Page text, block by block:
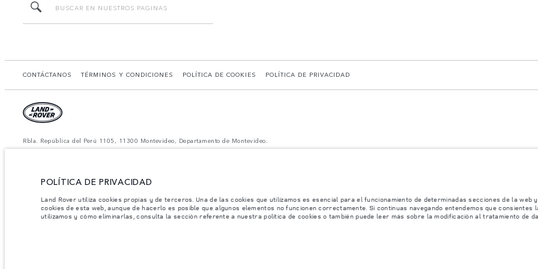
CONTÁCTANOS TÉRMINOS Y CONDICIONES POLÍTICA DE COOKIES POLÍTICA DE PRIVACIDAD
Rbla. República del Perú 1105, 11300 Montevideo, Departamento de Montevideo.
Nota importante sobre imágenes y especificaciones.
dinámica y como resultado de ella, el uso de fotografías en este sitio web puede no reflejar completamente las especificaciones disponibles de equipamientos, opcionales,
Jaguar Land Rover Limited busca constantemente nuevas formas de mejorar las especificaciones, el diseño y la producción de sus vehículos, piezas y accesorios, por lo
modelo, algunas funciones serán opcionales o vendrán incluidas de serie. La información, las especificaciones, los motores y los colores que aparecen en esta página web
POLÍTICA DE PRIVACIDAD
Land Rover utiliza cookies propias y de terceros. Una de las cookies que utilizamos es esencial para el funcionamiento de determinadas secciones de la
cookies de esta web, aunque de hacerlo es posible que algunos elementos no funcionen correctamente. Si continuas navegando entendemos que
utilizamos y cómo eliminarlas, consulta la sección referente a nuestra política de cookies o también puede leer más sobre la modificación al tratamiento de